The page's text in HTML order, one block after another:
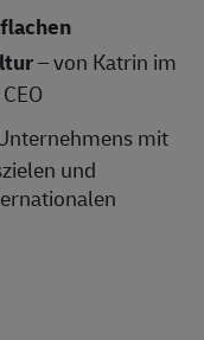
flachen
– von Katrin im
mit
und